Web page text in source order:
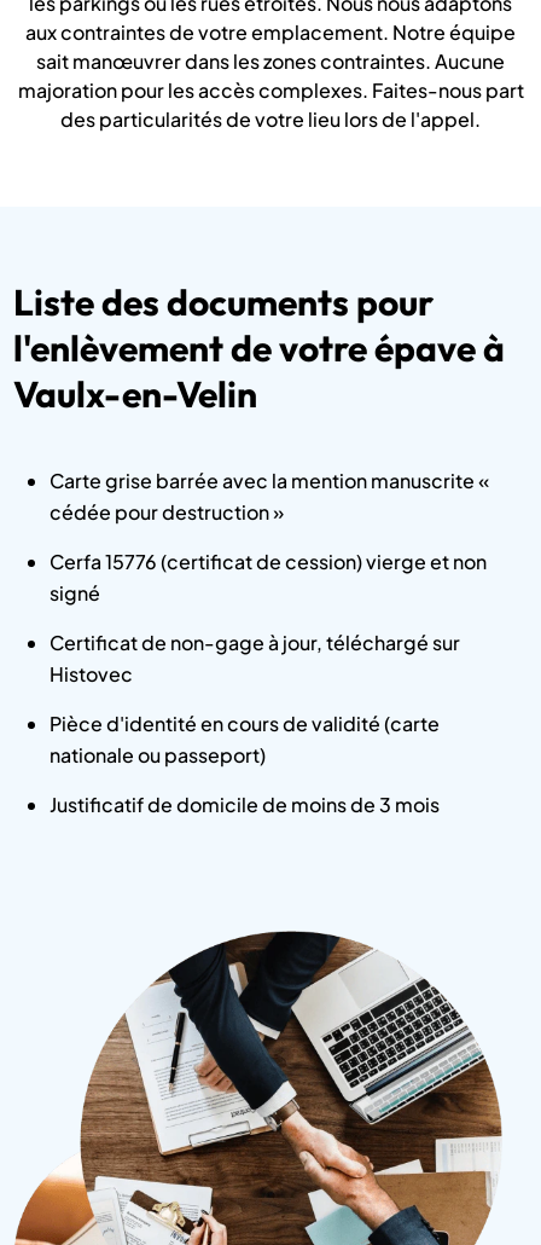
aux contraintes de votre emplacement. Notre équipe
sait manœuvrer dans les zones contraintes. Aucune
majoration pour les accès complexes. Faites-nous part
des particularités de votre lieu lors de l'appel.
Liste des documents pour
l'enlèvement de votre épave à
Vaulx-en-Velin
Carte grise barrée avec la mention manuscrite «
cédée pour destruction »
Cerfa 15776 (certificat de cession) vierge et non
signé
Certificat de non-gage à jour, téléchargé sur
Histovec
Pièce d'identité en cours de validité (carte
nationale ou passeport)
Justificatif de domicile de moins de 3 mois